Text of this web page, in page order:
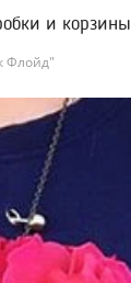
и корзины
Флойд"